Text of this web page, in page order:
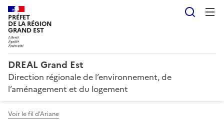
PRÉFET
DE LA RÉGION
GRAND EST
DREAL Grand Est
Direction régionale de l’environnement, de
l’aménagement et du logement
Voir le fil d'Ariane